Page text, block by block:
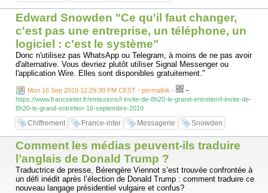
Edward Snowden "Ce qu'il faut changer,
c'est pas une entreprise, un téléphone, un
logiciel : c'est le système"
Donc n'utilisez pas WhatsApp ou Telegram, à moins de ne pas avoir
d'alternative. Vous devriez plutôt utiliser Signal Messenger ou
l'application Wire. Elles sont disponibles gratuitement."
Mon 16 Sep 2019 12:29:38 PM CEST - permalink - -
https://www.franceinter.fr/emissions/l-invite-de-8h20-le-grand-entretien/l-invite-de-
8h20-le-grand-entretien-16-septembre-2019
Chiffrement France-inter Messagerie Snowden
Comment les médias peuvent-ils traduire
l’anglais de Donald Trump ?
Traductrice de presse, Bérengère Viennot s’est trouvée confrontée à
un défi inédit après l’élection de Donald Trump : comment traduire ce
nouveau langage présidentiel vulgaire et confus?